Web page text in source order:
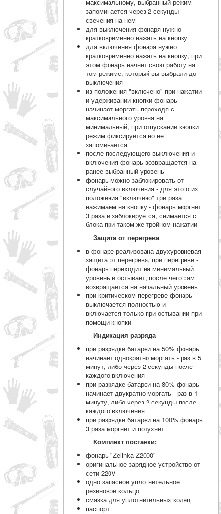
максимальному, выбранный режим
запоминается через 2 секунды
свечения на нем
для выключения фонаря нужно
кратковременно нажать на кнопку
для включения фонаря нужно
кратковременно нажать на кнопку, при
этом фонарь начнет свою работу на
том режиме, который вы выбрали до
выключения
из положения "включено" при нажатии
и удерживании кнопки фонарь
начинает моргать переходя с
максимального уровня на
минимальный, при отпускании кнопки
режим фиксируется но не
запоминается
после последующего выключения и
включения фонарь возвращается на
ранее выбранный уровень
фонарь можно заблокировать от
случайного включения - для этого из
положения "включено" три раза
нажимаем на кнопку - фонарь моргнет
3 раза и заблокируется, снимается с
блока при таком же тройном нажатии
Защита от перегрева
в фонаре реализована двухуровневая
защита от перегрева, при перегреве -
фонарь переходит на минимальный
уровень и остывает, после чего сам
возвращается на начальный уровень
при критическом перегреве фонарь
выключается полностью и
включается только при остывании при
помощи кнопки
Индикация разряда
при разрядке батареи на 50% фонарь
начинает однократно моргать - раз в 5
минут, либо через 2 секунды после
каждого включения
при разрядке батареи на 80% фонарь
начинает двукратно моргать - раз в 1
минуту, либо через 2 секунды после
каждого включения
при разрядке батареи на 100% фонарь
3 раза моргнет и потухнет
Комплект поставки:
фонарь "Zelinka Z2000"
оригинальное зарядное устройство от
сети 220V
одно запасное уплотнительное
резиновое кольцо
смазка для уплотнительных колец
паспорт